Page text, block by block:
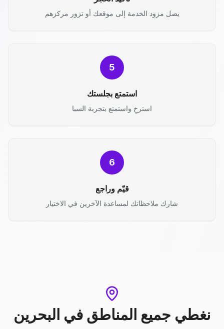
يصل مزود الخدمة إلى موقعك أو تزور مركزهم
5
استمتع بجلستك
استرخِ واستمتع بتجربة السبا
6
قيّم وراجع
شارك ملاحظاتك لمساعدة الآخرين في الاختيار
نغطي جميع المناطق في البحرين